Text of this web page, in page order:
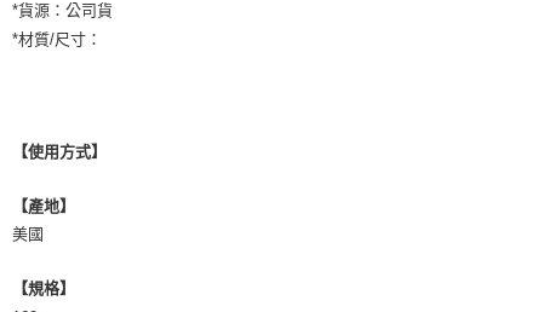
*貨源：公司貨
*材質/尺寸：
【使用方式】
【產地】
美國
【規格】